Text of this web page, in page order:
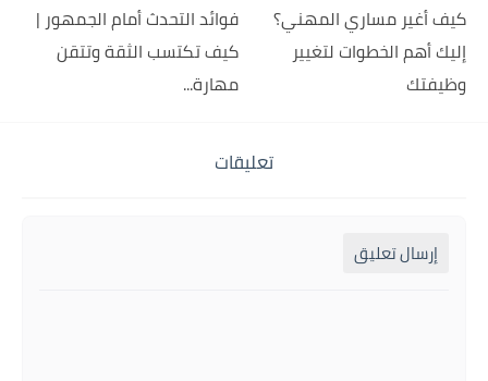
كيف أغير مساري المهني؟
إليك أهم الخطوات لتغيير
وظيفتك
فوائد التحدث أمام الجمهور |
كيف تكتسب الثقة وتتقن
مهارة...
تعليقات
إرسال تعليق